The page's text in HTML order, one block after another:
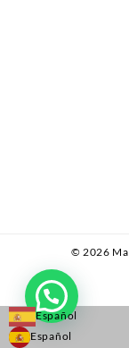
© 2026
Español
Español